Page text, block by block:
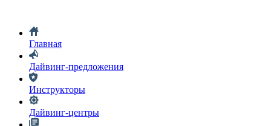
Главная
Дайвинг-предложения
Инструкторы
Дайвинг-центры